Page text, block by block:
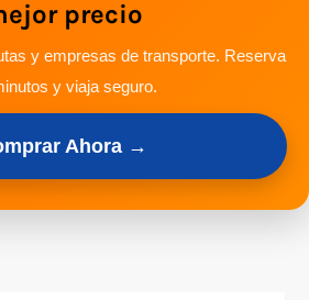
precio
y empresas de transporte. Reserva
y viaja seguro.
Ahora →